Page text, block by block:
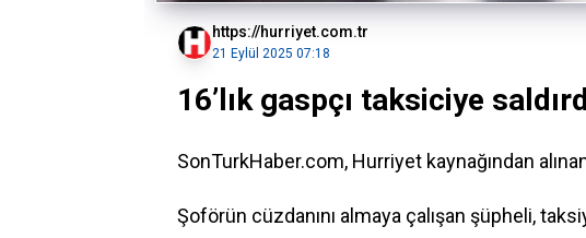
https://hurriyet.com.tr
21 Eylül 2025 07:18
16’lık gaspçı taksiciye
SonTurkHaber.com, Hurriyet kaynağından
Şoförün cüzdanını almaya çalışan şüpheli,